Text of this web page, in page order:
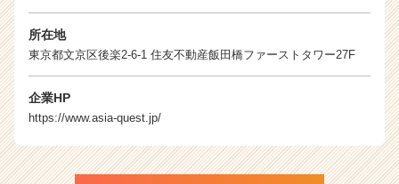
ト
チ
キ
ア
所在地
東京都文京区後楽2-6-1 住友不動産飯田橋ファーストタワー27F
企業HP
https://www.asia-quest.jp/